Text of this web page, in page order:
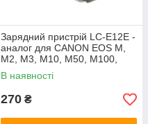
Зарядний пристрій LC-E12E -
аналог для CANON EOS M,
M2, M3, M10, M50, M100,
M200, 100D - акумулятор LP-
E12)
В наявності
270 ₴